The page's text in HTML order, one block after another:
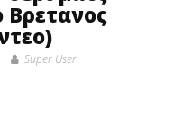
Super User